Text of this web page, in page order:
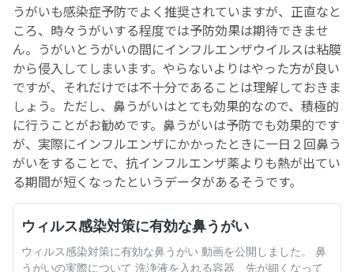
うがいも感染症予防でよく推奨されていますが、正直なと
ころ、時々うがいする程度では予防効果は期待できませ
ん。うがいとうがいの間にインフルエンザウイルスは粘膜
から侵入してしまいます。やらないよりはやった方が良い
ですが、それだけでは不十分であることは理解しておきま
しょう。ただし、鼻うがいはとても効果的なので、積極的
に行うことがお勧めです。鼻うがいは予防でも効果的です
が、実際にインフルエンザにかかったときに一日２回鼻う
がいをすることで、抗インフルエンザ薬よりも熱が出てい
る期間が短くなったというデータがあるそうです。